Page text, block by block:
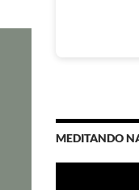
MEDITANDO